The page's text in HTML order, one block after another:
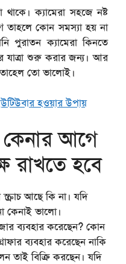
ক্যামেরা সহজে নষ্ট
তাহলে কোন সমস্যা হয় না
ক্যামেরা কিনতে
যাত্রা শুরু করার জন্য। আর
তো ভালোই।
হওয়ার উপায়
কেনার আগে
রাখতে হবে
আছে কি না। যদি
কেনাই ভালো।
ব্যবহার করেছেন? কোন
ব্যবহার করেছেন নাকি
তাই বিক্রি করছেন। যদি